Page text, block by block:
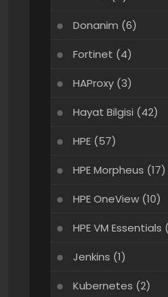
Donanim (6)
Fortinet (4)
HAProxy(3)
Hayat Bilgisi (42)
HPE(57)
HPE Morpheus (17)
HPE OneView(10)
HPE VM Essentials
Jenkins (1)
Kubernetes (2)